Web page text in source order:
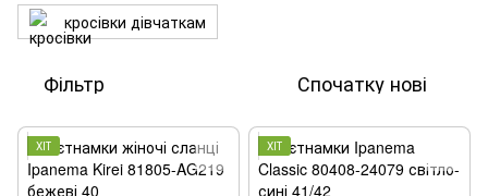
кросівки дівчаткам
Фільтр Спочатку нові
ХІТ ХІТ